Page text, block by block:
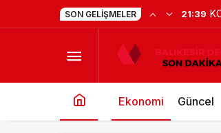
SON GELIŞMELER 21:29
Ekonomi Güncel
Sunar Yatırım Ar-Ge merkezi,